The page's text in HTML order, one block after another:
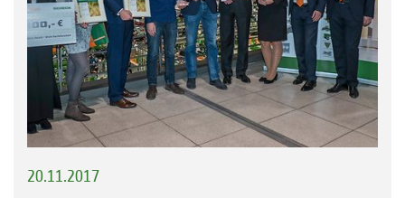
20.11.2017